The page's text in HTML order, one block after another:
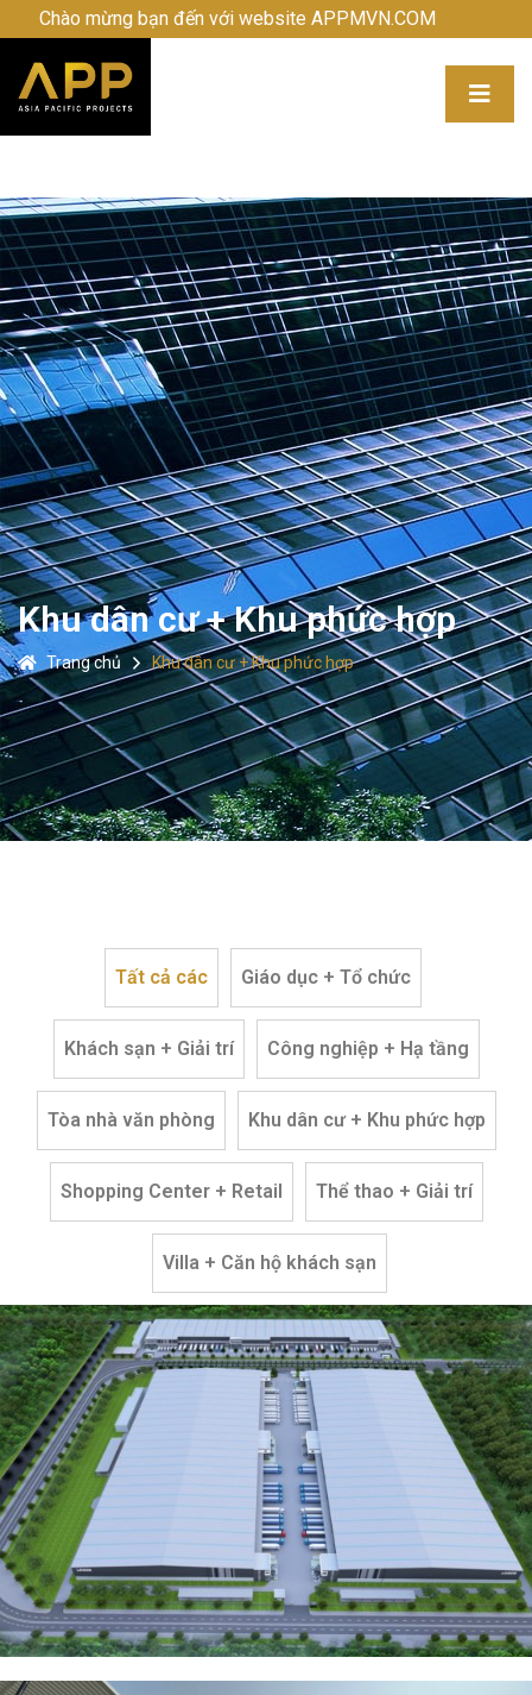
Chào mừng bạn đến với website APPMVN.COM
Khu dân cư + Khu phức hợp
Trang chủ Khu dân cư + Khu phức hợp
Tất cả các Giáo dục + Tổ chức
Khách sạn + Giải trí Công nghiệp + Hạ tầng
Tòa nhà văn phòng Khu dân cư + Khu phức hợp
Shopping Center + Retail Thể thao + Giải trí
Villa + Căn hộ khách sạn